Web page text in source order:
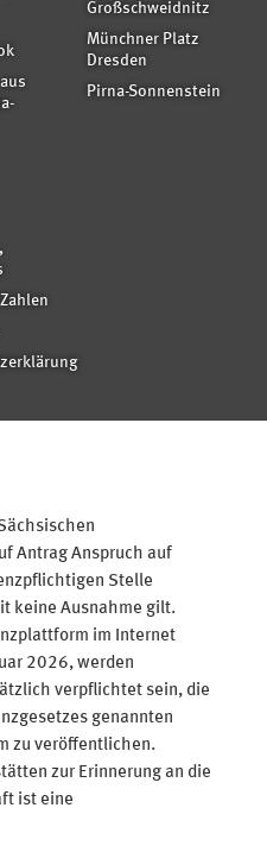
Großschweidnitz
Münchner Platz
Dresden
Pirna-Sonnenstein
Antrag Anspruch auf
Stelle
keine Ausnahme gilt.
im Internet
2026, werden
verpflichtet sein, die
genannten
zu veröffentlichen.
zur Erinnerung an die
ist eine